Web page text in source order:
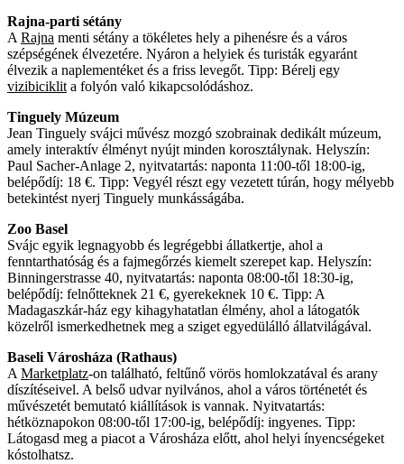
Rajna-parti sétány
A Rajna menti sétány a tökéletes hely a pihenésre és a város
szépségének élvezetére. Nyáron a helyiek és turisták egyaránt
élvezik a naplementéket és a friss levegőt. Tipp: Bérelj egy
vizibiciklit a folyón való kikapcsolódáshoz.
Tinguely Múzeum
Jean Tinguely svájci művész mozgó szobrainak dedikált múzeum,
amely interaktív élményt nyújt minden korosztálynak. Helyszín:
Paul Sacher-Anlage 2, nyitvatartás: naponta 11:00-től 18:00-ig,
belépődíj: 18 €. Tipp: Vegyél részt egy vezetett túrán, hogy mélyebb
betekintést nyerj Tinguely munkásságába.
Zoo Basel
Svájc egyik legnagyobb és legrégebbi állatkertje, ahol a
fenntarthatóság és a fajmegőrzés kiemelt szerepet kap. Helyszín:
Binningerstrasse 40, nyitvatartás: naponta 08:00-től 18:30-ig,
belépődíj: felnőtteknek 21 €, gyerekeknek 10 €. Tipp: A
Madagaszkár-ház egy kihagyhatatlan élmény, ahol a látogatók
közelről ismerkedhetnek meg a sziget egyedülálló állatvilágával.
Baseli Városháza (Rathaus)
A Marketplatz-on található, feltűnő vörös homlokzatával és arany
díszítéseivel. A belső udvar nyilvános, ahol a város történetét és
művészetét bemutató kiállítások is vannak. Nyitvatartás:
hétköznapokon 08:00-től 17:00-ig, belépődíj: ingyenes. Tipp:
Látogasd meg a piacot a Városháza előtt, ahol helyi ínyencségeket
kóstolhatsz.